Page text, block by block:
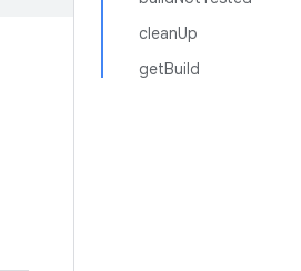
cleanUp
getBuild